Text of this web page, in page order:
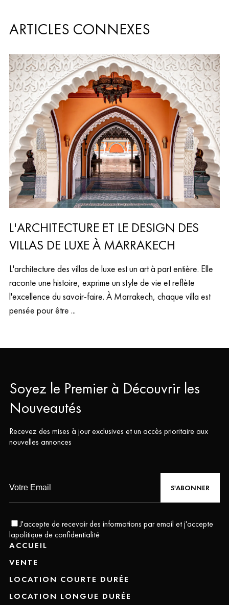
ARTICLES CONNEXES
L'ARCHITECTURE ET LE DESIGN DES
VILLAS DE LUXE À MARRAKECH
L'architecture des villas de luxe est un art à part entière. Elle
raconte une histoire, exprime un style de vie et reflète
l'excellence du savoir-faire. À Marrakech, chaque villa est
pensée pour être ...
Soyez le Premier à Découvrir les
Nouveautés
Recevez des mises à jour exclusives et un accès prioritaire aux
nouvelles annonces
S'ABONNER
J'accepte de recevoir des informations par email et j'accepte
lapolitique de confidentialité
ACCUEIL
VENTE
LOCATION COURTE DURÉE
LOCATION LONGUE DURÉE